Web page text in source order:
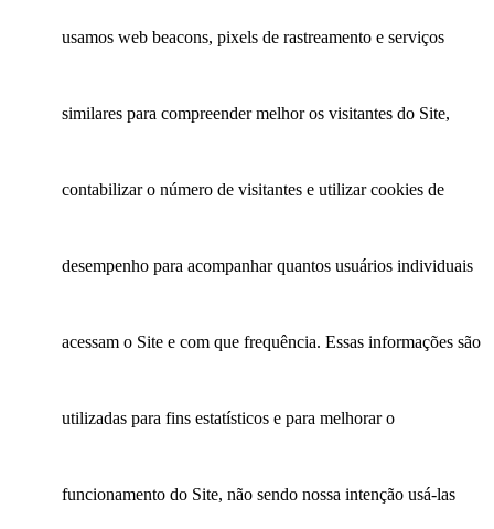
usamos web beacons, pixels de rastreamento e serviços
similares para compreender melhor os visitantes do Site,
contabilizar o número de visitantes e utilizar cookies de
desempenho para acompanhar quantos usuários individuais
acessam o Site e com que frequência. Essas informações são
utilizadas para fins estatísticos e para melhorar o
funcionamento do Site, não sendo nossa intenção usá-las